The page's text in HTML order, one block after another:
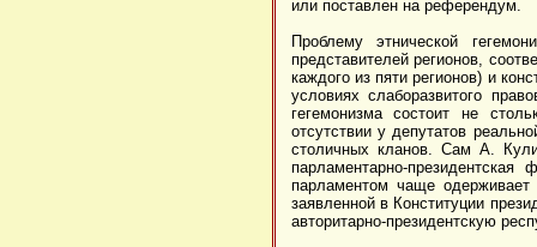
или поставлен на референдум.
Проблему этнической
представителей регионов,
каждого из пяти регионов) и
условиях слаборазвитого
гегемонизма состоит не
отсутствии у депутатов
столичных кланов. Сам А.
парламентарно-
парламентом чаще
заявленной в Конституции
авторитарно-президентскую